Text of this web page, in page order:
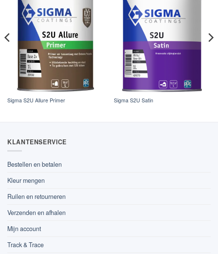
Sigma S2U Allure Primer Sigma S2U Satin
KLANTENSERVICE
Bestellen en betalen
Kleur mengen
Ruilen en retourneren
Verzenden en afhalen
Mijn account
Track & Trace